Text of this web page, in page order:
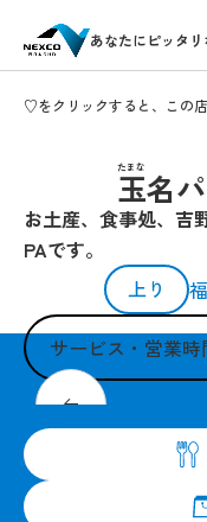
あなたにピッタ
♡をクリックすると、この
玉名
たまな
お土産、食事処、吉
PAです。
上り
サービス・営業
高速道路でも便利な